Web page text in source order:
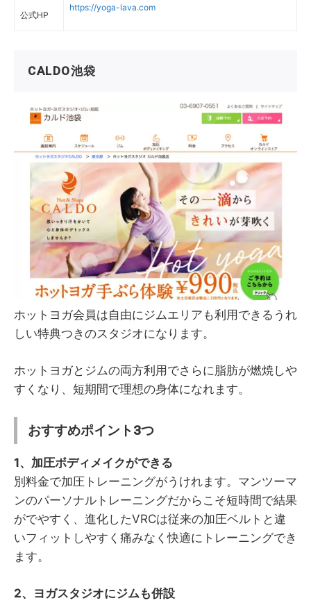
公式HP
https://yoga-lava.com
CALDO池袋
ホットヨガ会員は自由にジムエリアも利用できるうれ
しい特典つきのスタジオになります。
ホットヨガとジムの両方利用でさらに脂肪が燃焼しや
すくなり、短期間で理想の身体になれます。
おすすめポイント3つ
1、加圧ボディメイクができる
別料金で加圧トレーニングがうけれます。マンツーマ
ンのパーソナルトレーニングだからこそ短時間で結果
がでやすく、進化したVRCは従来の加圧ベルトと違
いフィットしやすく痛みなく快適にトレーニングでき
ます。
2、ヨガスタジオにジムも併設